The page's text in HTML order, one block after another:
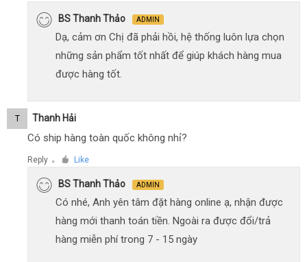
BS Thanh Thảo ADMIN
Dạ, cảm ơn Chị đã phải hồi, hệ thống luôn lựa chọn
những sản phẩm tốt nhất để giúp khách hàng mua
được hàng tốt.
T Thanh Hải
Có ship hàng toàn quốc không nhỉ?
Reply ● Like
BS Thanh Thảo ADMIN
Có nhé, Anh yên tâm đặt hàng online ạ, nhận được
hàng mới thanh toán tiền. Ngoài ra được đổi/trả
hàng miễn phí trong 7 - 15 ngày